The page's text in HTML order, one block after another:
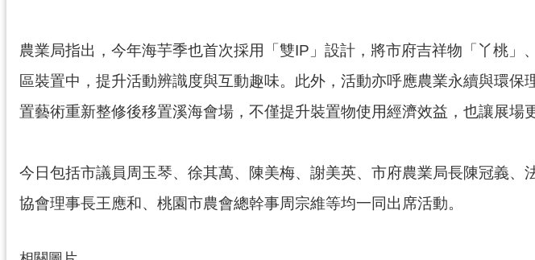
農業局指出，今年海芋季也首次採用「雙IP」設計，將市府吉祥物「丫桃
區裝置中，提升活動辨識度與互動趣味。此外，活動亦呼應農業永續與環
置藝術重新整修後移置溪海會場，不僅提升裝置物使用經濟效益，也讓展場
今日包括市議員周玉琴、徐其萬、陳美梅、謝美英、市府農業局長陳冠義
協會理事長王應和、桃園市農會總幹事周宗維等均一同出席活動。